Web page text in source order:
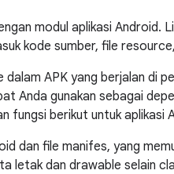
modul aplikasi Android.
kode sumber, file
APK yang berjalan di
Anda gunakan sebagai
fungsi berikut untuk aplikasi
dan file manifes, yang
letak dan drawable selain